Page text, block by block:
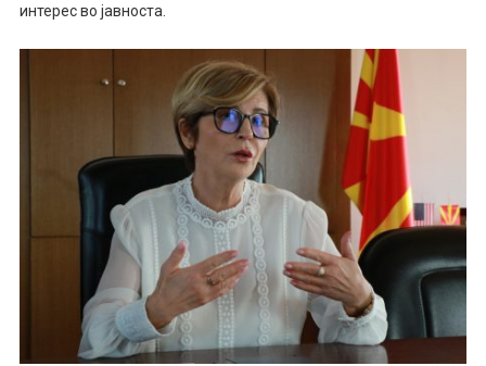
интерес во јавноста.